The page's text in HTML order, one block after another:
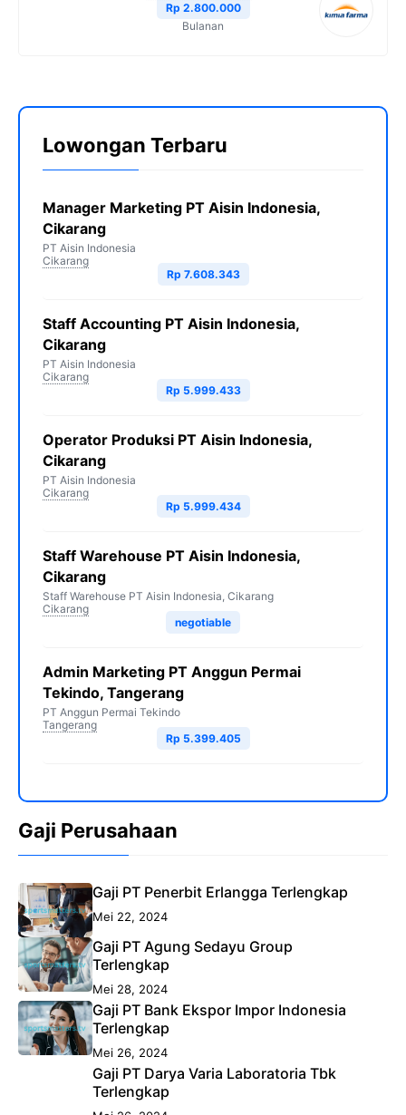
Rp 2.800.000
Bulanan
Lowongan Terbaru
Manager Marketing PT Aisin Indonesia,
Cikarang
PT Aisin Indonesia
Cikarang
Rp 7.608.343
Staff Accounting PT Aisin Indonesia,
Cikarang
PT Aisin Indonesia
Cikarang
Rp 5.999.433
Operator Produksi PT Aisin Indonesia,
Cikarang
PT Aisin Indonesia
Cikarang
Rp 5.999.434
Staff Warehouse PT Aisin Indonesia,
Cikarang
Staff Warehouse PT Aisin Indonesia, Cikarang
Cikarang
negotiable
Admin Marketing PT Anggun Permai
Tekindo, Tangerang
PT Anggun Permai Tekindo
Tangerang
Rp 5.399.405
Gaji Perusahaan
Gaji PT Penerbit Erlangga Terlengkap
Mei 22, 2024
Gaji PT Agung Sedayu Group
Terlengkap
Mei 28, 2024
Gaji PT Bank Ekspor Impor Indonesia
Terlengkap
Mei 26, 2024
Gaji PT Darya Varia Laboratoria Tbk
Terlengkap